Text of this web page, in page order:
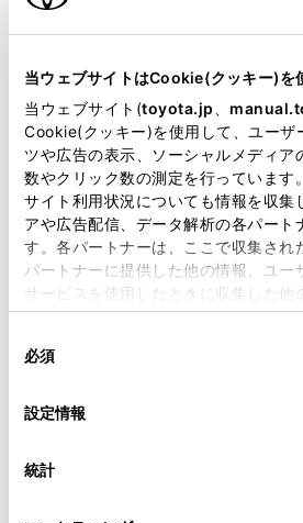
当ウェブサイトはCookie(クッキー)を
当ウェブサイト(toyota.jp
Cookie(クッキー)を使用して、ユーザ
ツや広告の表示、ソーシャルメディア
数やクリック数の測定を行っています
サイト利用状況についても情報を収集
アや広告配信、データ解析の各パート
す。各パートナーは、ここで収集され
パートナーに提供した他の情報、ユー
サービスを使用したときに収集した他
使用することがあります。当ウェブサ
デバイスにすべてのCookie(クッキー)
意したことになります。Cookie(クッ
設定の変更、同意を撤回したりする
「Cookie（クッキー）情報の取り扱い
必須
設定情報
統計
トヨタ
C-HR S
168.9